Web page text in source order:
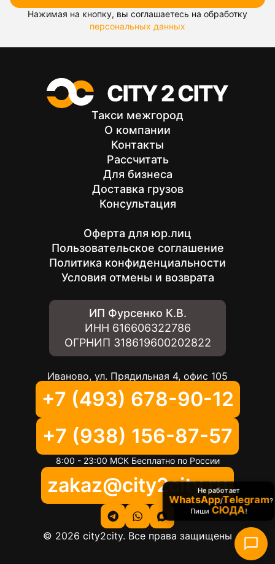
Нажимая на кнопку, вы соглашаетесь на обработку
персональных данных
Такси межгород
О компании
Контакты
Рассчитать
Для бизнеса
Доставка грузов
Консультация
Оферта для юр.лиц
Пользовательское соглашение
Политика конфиденциальности
Условия отмены и возврата
ИП Фурсенко К.В.
ИНН 616606322786
ОГРНИП 318619600202822
Иваново, ул. Прядильная 4, офис 105
+7 (493) 678-90-12
+7 (938) 156-87-57
8:00 - 23:00 МСК Бесплатно по России
zakaz@city2city.ru
© 2026 city2city. Все права защищены
Не работает
WhatsApp/Telegram?
Пиши СЮДА!